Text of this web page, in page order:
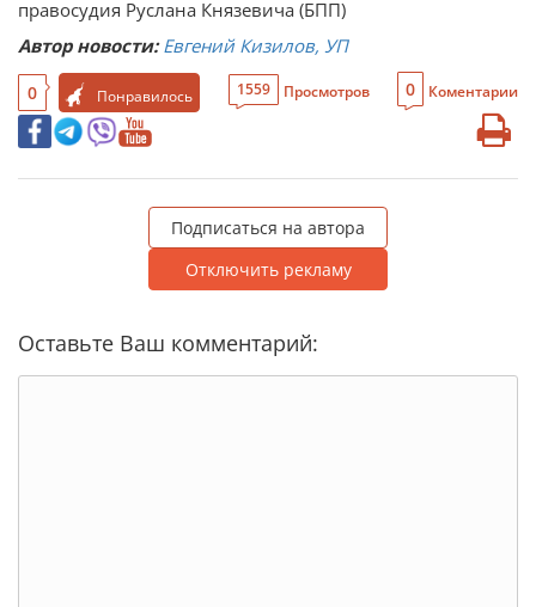
правосудия Руслана Князевича (БПП)
Автор новости:Евгений Кизилов, УП
0 Понравилось 1559 Просмотров 0 Коментарии
Подписаться на автора
Отключить рекламу
Оставьте Ваш комментарий: